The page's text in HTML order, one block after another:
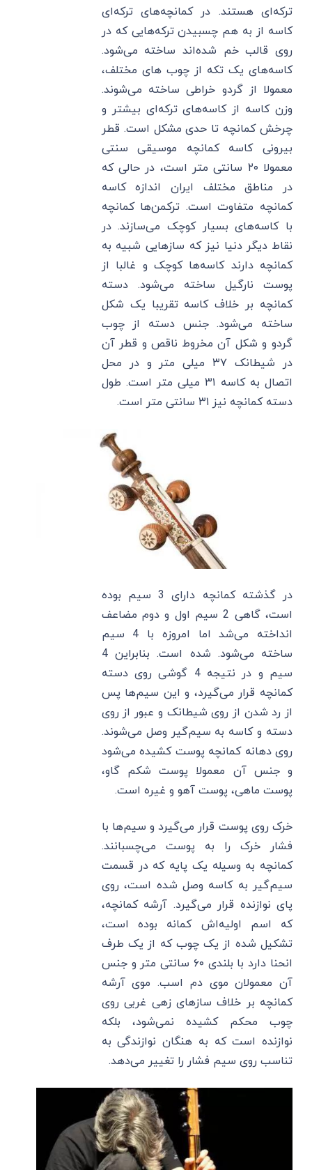
ترکه‌ای هستند. در کمانچه‌های ترکه‌ای
کاسه از به هم چسبیدن ترکه‌هایی که در
روی قالب خم شده‌اند ساخته می‌شود.
کاسه‌های یک تکه از چوب های مختلف،
معمولا از گردو خراطی ساخته می‌شوند.
وزن کاسه از کاسه‌های ترکه‌ای بیشتر و
چرخش کمانچه تا حدی مشکل است. قطر
بیرونی کاسه کمانچه موسیقی سنتی
معمولا ۲۰ سانتی متر است، در حالی که
در مناطق مختلف ایران اندازه کاسه
کمانچه متفاوت است. ترکمن‌ها کمانچه
با کاسه‌های بسیار کوچک می‌سازند. در
نقاط دیگر دنیا نیز که سازهایی شبیه به
کمانچه دارند کاسه‌ها کوچک و غالبا از
پوست نارگیل ساخته می‌شود. دسته
کمانچه بر خلاف کاسه تقریبا یک شکل
ساخته می‌شود. جنس دسته از چوب
گردو و شکل آن مخروط ناقص و قطر آن
در شیطانک ۳۷ میلی متر و در محل
اتصال به کاسه ۳۱ میلی متر است. طول
دسته کمانچه نیز ۳۱ سانتی متر است.
در گذشته کمانچه دارای 3 سیم بوده
است، گاهی 2 سیم اول و دوم مضاعف
انداخته می‌شد اما امروزه با 4 سیم
ساخته می‌شود. شده است. بنابراین 4
سیم و در نتیجه 4 گوشی روی دسته
کمانچه قرار می‌گیرد، و این سیم‌ها پس
از رد شدن از روی شیطانک و عبور از روی
دسته و کاسه به سیم‌گیر وصل می‌شوند.
روی دهانه کمانچه پوست کشیده می‌شود
و جنس آن معمولا پوست شکم گاو،
پوست ماهی، پوست آهو و غیره است.
خرک روی پوست قرار می‌گیرد و سیم‌ها با
فشار خرک را به پوست می‌چسبانند.
کمانچه به وسیله یک پایه که در قسمت
سیم‌گیر به کاسه وصل شده است، روی
پای نوازنده قرار می‌گیرد. آرشه کمانچه،
که اسم اولیه‌اش کمانه بوده است،
تشکیل شده از یک چوب که از یک طرف
انحنا دارد با بلندی ۶۰ سانتی متر و جنس
آن معمولان موی دم اسب. موی آرشه
کمانچه بر خلاف سازهای زهی غربی روی
چوب محکم کشیده نمی‌شود، بلکه
نوازنده است که به هنگان نوازندگی به
تناسب روی سیم فشار را تغییر می‌دهد.